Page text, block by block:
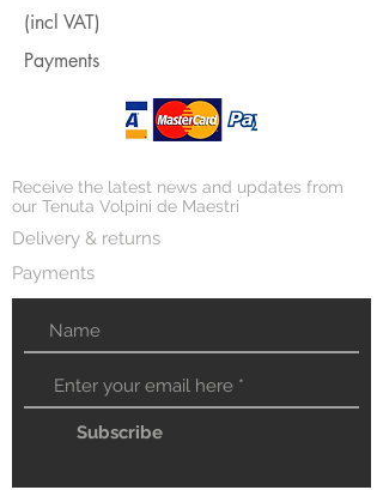
(incl VAT)
Payments
Receive the latest news and updates from
our Tenuta Volpini de Maestri
Delivery & returns
Payments
Subscribe